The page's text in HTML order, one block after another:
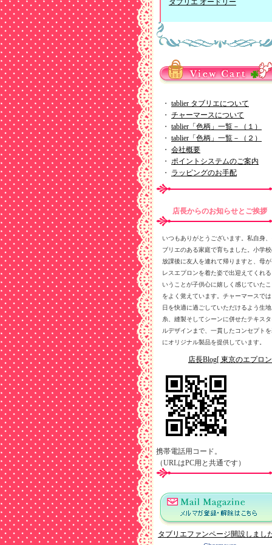
タブリエ オードリー
・ tablier タブリエについて
・ チャーマースについて
・ tablier「色柄」一覧－（１）
・ tablier「色柄」一覧－（２）
・ 会社概要
・ ポイントシステムのご案内
・ ラッピングのお手配
店長からのお知らせとご挨拶
いつもありがとうございます。私自身、
ブリエのある家庭で育ちました。小学
放課後に友人を連れて帰りますと、母が
レスエプロンを着た姿で出迎えてくれる
いうことが子供心に嬉しく感じていたこ
をよく覚えています。チャーマースでは
日を快適に過ごしていただけるよう生地
糸、縫製そしてシーンに併せたテキスタ
ルデザインまで、一貫したコンセプト
にオリジナル製品を提供しています。
店長Blog[ 東京のエプロ
携帯電話用コード。
（URLはPC用と共通です）
タブリエファンページ開設しました